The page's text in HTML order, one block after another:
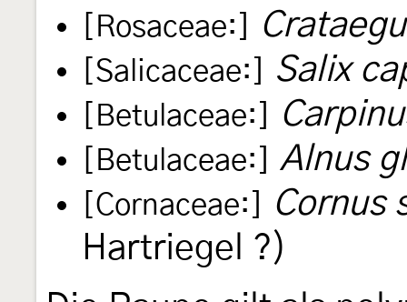
[Rosaceae:]
[Salicaceae:] Salix
[Betulaceae:]
[Betulaceae:] Alnus
[Cornaceae:]
Cornus
Hartriegel ?)